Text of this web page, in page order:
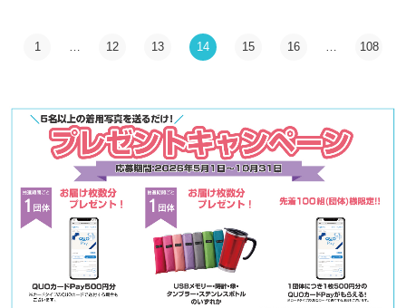
1 … 12 13 14 15 16 … 108